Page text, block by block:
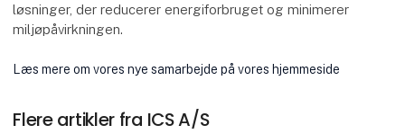
løsninger, der reducerer energiforbruget og minimerer
miljøpåvirkningen.
Læs mere om vores nye samarbejde på vores hjemmeside
Flere artikler fra ICS A/S